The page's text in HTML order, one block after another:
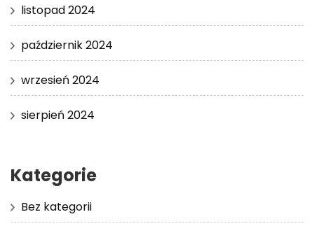
listopad 2024
październik 2024
wrzesień 2024
sierpień 2024
Kategorie
Bez kategorii